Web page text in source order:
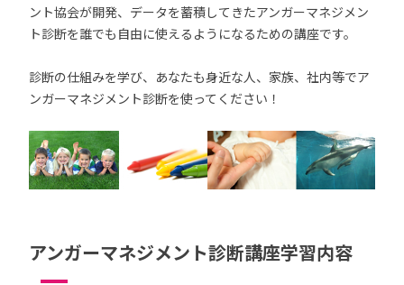
ント協会が開発、データを蓄積してきたアンガーマネジメン
ト診断を誰でも自由に使えるようになるための講座です。
診断の仕組みを学び、あなたも身近な人、家族、社内等でア
ンガーマネジメント診断を使ってください！
アンガーマネジメント診断講座学習内容